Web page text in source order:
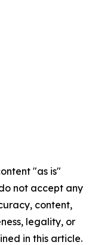
"as is"
not accept any
content,
legality, or
in this article.